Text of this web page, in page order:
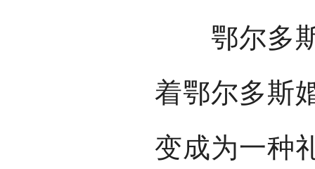
鄂尔多斯
着鄂尔多斯
变成为一种